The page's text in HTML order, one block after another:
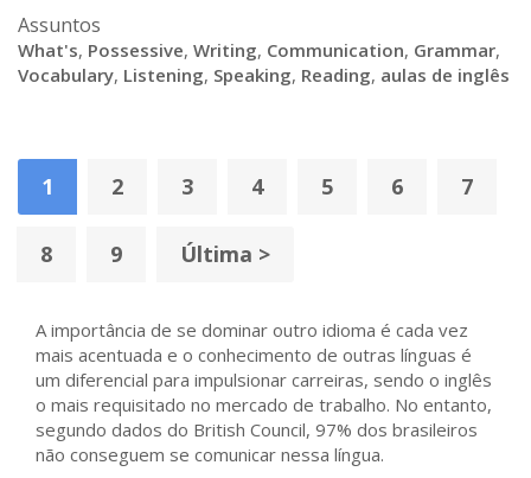
Assuntos
What's, Possessive, Writing, Communication, Grammar,
Vocabulary, Listening, Speaking, Reading, aulas de inglês
1 2 3 4 5 6 7
8 9 Última >
A importância de se dominar outro idioma é cada vez
mais acentuada e o conhecimento de outras línguas é
um diferencial para impulsionar carreiras, sendo o inglês
o mais requisitado no mercado de trabalho. No entanto,
segundo dados do British Council, 97% dos brasileiros
não conseguem se comunicar nessa língua.